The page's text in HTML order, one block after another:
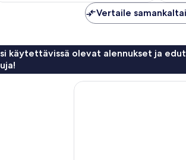
Vertaile
käytettävissä olevat alennukset ja